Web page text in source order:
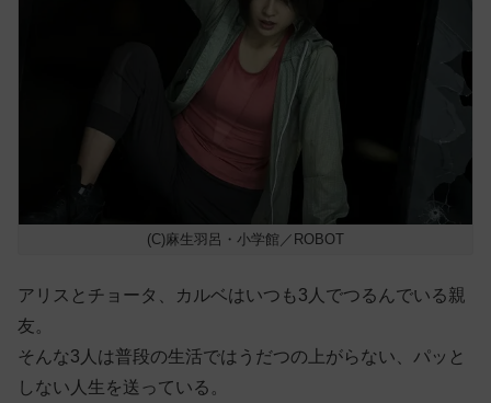
(C)麻生羽呂・小学館／ROBOT
アリスとチョータ、カルベはいつも3人でつるんでいる親
友。
そんな3人は普段の生活ではうだつの上がらない、パッと
しない人生を送っている。